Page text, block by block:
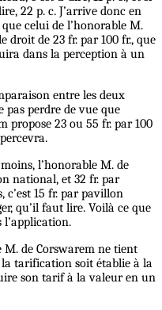
22 p. c. J’arrive donc en
celui de l’honorable M.
droit de 23 fr. par 100 fr., que
dans la perception à un
entre les deux
pas perdre de vue que
propose 23 ou 55 fr. par 100
l’honorable M. de
national, et 32 fr. par
c’est 15 fr. par pavillon
qu’il faut lire. Voilà ce que
M. de Corswarem ne tient
la tarification soit établie à la
son tarif à la valeur en un